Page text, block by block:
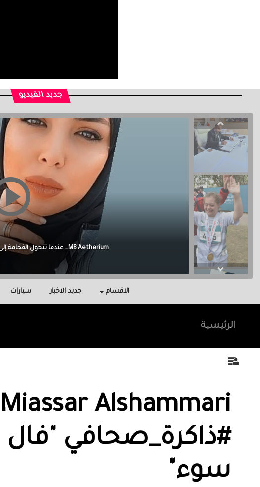
جديد الفيديو
Malak Berri وراء كل نجاح عائلة آمنت بي، واحتوتني، وكانت سندي في أصعب اللحظات.
الاقسام جديد الاخبار سيارات
الرئيسية
Miassar Alshammari
#ذاكرة_صحافي "فال
سوء"